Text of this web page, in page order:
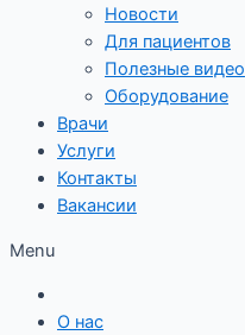
Новости
Для пациентов
Полезные видео
Оборудование
Врачи
Услуги
Контакты
Вакансии
Menu
О нас